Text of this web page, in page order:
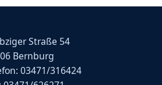
Straße 54
Bernburg
03471/316424